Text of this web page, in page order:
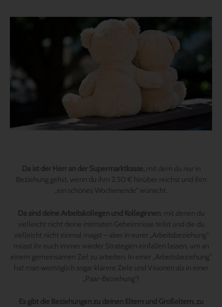
Da ist der Herr an der Supermarktkasse,mit dem du nur in
Beziehung gehst, wenn du ihm 2.50 € hinüber reichst und ihm
„ein schönes Wochenende“ wünscht.
Da sind deine Arbeitskollegen und Kolleginnen, mit denen du
vielleicht nicht deine intimsten Geheimnisse teilst und die du
vielleicht nicht einmal magst – aber in eurer „Arbeitsbeziehung“
müsst ihr euch immer wieder Strategien einfallen lassen, um an
einem gemeinsamen Ziel zu arbeiten. In einer „Arbeitsbeziehung“
hat man womöglich sogar klarere Ziele und Visionen als in einer
„Paar-Beziehung“!
Es gibt die Beziehungen zu deinen Eltern und Großeltern, zu